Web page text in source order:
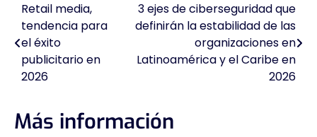
Navegación
de
entradas
Retail media,
tendencia para
el éxito
publicitario en
2026
3 ejes de ciberseguridad que
definirán la estabilidad de las
organizaciones en
Latinoamérica y el Caribe en
2026
Más información